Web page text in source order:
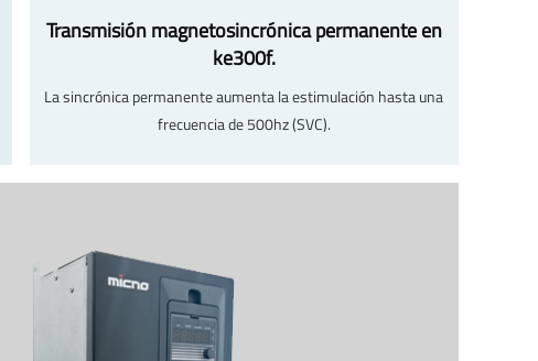
Transmisión magnetosincrónica permanente en
ke300f.
La sincrónica permanente aumenta la estimulación hasta una
frecuencia de 500hz (SVC).